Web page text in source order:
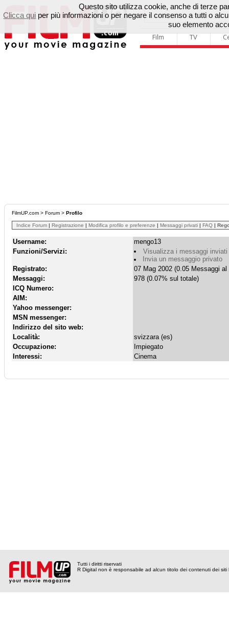
Film TV
FilmUP.com > Forum > Profilo
Indice Forum | Registrazione | Modifica profilo e preferenze | Messaggi privati | FAQ |
Username:
mengo13
Funzioni/Servizi:
Visualizza i messaggi
Invia un messaggio privato
Registrato:
07 Mag 2002 (0.05 Messaggi al
Messaggi:
978 (0.07% sul totale)
ICQ Numero:
AIM:
Yahoo messenger:
MSN messenger:
Indirizzo del sito web:
Località:
svizzara (es)
Occupazione:
Impiegato
Interessi:
Cinema
Tutti i diritti riservati
R Digital non è responsabile ad alcun titolo dei contenuti dei siti
Questo sito utilizza cookie, anche di terze
Clicca qui per più informazioni o per negare il consenso a tutti o
suo elemento